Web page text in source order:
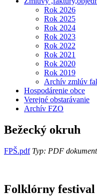
Rok 2026
Rok 2025
Rok 2024
Rok 2023
Rok 2022
Rok 2021
Rok 2020
Rok 2019
Archív zmlúv
Hospodárenie obce
Verejné obstarávanie
Archív FZO
Bežecký okruh
FPŠ.pdfTyp: PDF
Folklórny festival